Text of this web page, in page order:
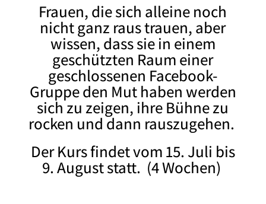
Frauen, die sich alleine noch
nicht ganz raus trauen, aber
wissen, dass sie in einem
geschützten Raum einer
geschlossenen Facebook-
Gruppe den Mut haben werden
sich zu zeigen, ihre Bühne zu
rocken und dann rauszugehen.
Der Kurs findet vom 15. Juli bis
9. August statt. (4 Wochen)